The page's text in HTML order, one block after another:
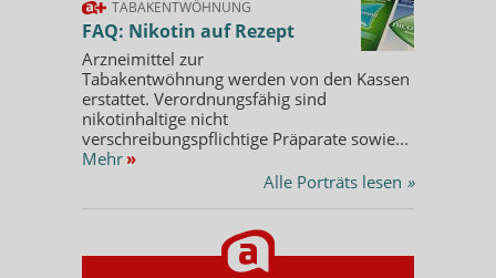
TABAKENTWÖHNUNG
FAQ: Nikotin auf Rezept
Arzneimittel zur
Tabakentwöhnung werden von den Kassen
erstattet. Verordnungsfähig sind
nikotinhaltige nicht
verschreibungspflichtige Präparate sowie...
Mehr »
Alle Porträts lesen »